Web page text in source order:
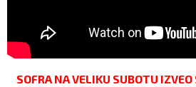
SOFRA NA VELIKU SUBOTU IZVEO